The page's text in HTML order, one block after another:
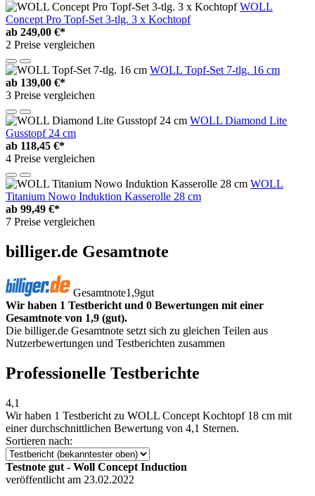
WOLL
Concept Pro Topf-Set 3-tlg. 3 x Kochtopf
ab 249,00 €*
2 Preise vergleichen
WOLL Topf-Set 7-tlg. 16 cm
ab 139,00 €*
3 Preise vergleichen
WOLL Diamond Lite
Gusstopf 24 cm
ab 118,45 €*
4 Preise vergleichen
WOLL
Titanium Nowo Induktion Kasserolle 28 cm
ab 99,49 €*
7 Preise vergleichen
billiger.de Gesamtnote
Gesamtnote1,9gut
Wir haben 1 Testbericht und 0 Bewertungen mit einer
Gesamtnote von 1,9 (gut).
Die billiger.de Gesamtnote setzt sich zu gleichen Teilen aus
Nutzerbewertungen und Testberichten zusammen
Professionelle Testberichte
4,1
Wir haben 1 Testbericht zu WOLL Concept Kochtopf 18 cm mit
einer durchschnittlichen Bewertung von 4,1 Sternen.
Sortieren nach:
Testnote gut - Woll Concept Induction
veröffentlicht am 23.02.2022